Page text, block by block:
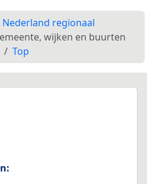
Nederland regionaal
wijken en buurten
Top